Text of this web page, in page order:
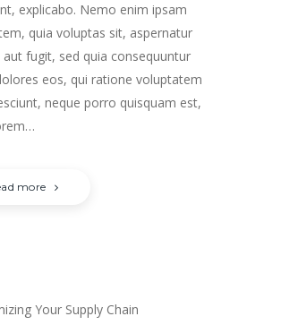
explicabo. Nemo enim ipsam
quia voluptas sit, aspernatur
fugit, sed quia consequuntur
eos, qui ratione voluptatem
neque porro quisquam est,
more